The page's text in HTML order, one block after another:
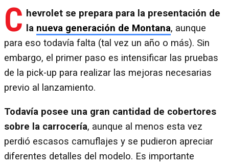
C hevrolet se prepara para la presentación de
la nueva generación de Montana, aunque
para eso todavía falta (tal vez un año o más). Sin
embargo, el primer paso es intensificar las pruebas
de la pick-up para realizar las mejoras necesarias
previo al lanzamiento.
Todavía posee una gran cantidad de cobertores
sobre la carrocería, aunque al menos esta vez
perdió escasos camuflajes y se pudieron apreciar
diferentes detalles del modelo. Es importante